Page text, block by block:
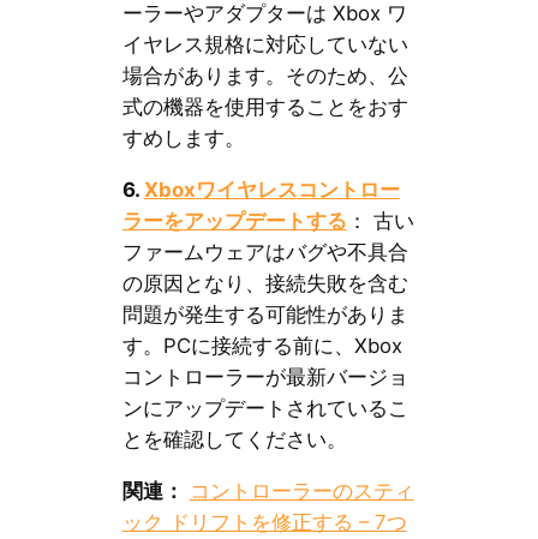
ーラーやアダプターは Xbox ワ
イヤレス規格に対応していない
場合があります。そのため、公
式の機器を使用することをおす
すめします。
6. Xboxワイヤレスコントロー
ラーをアップデートする ： 古い
ファームウェアはバグや不具合
の原因となり、接続失敗を含む
問題が発生する可能性がありま
す。PCに接続する前に、Xbox
コントローラーが最新バージョ
ンにアップデートされているこ
とを確認してください。
関連：
コントローラーのスティ
ック ドリフトを修正する – 7つ